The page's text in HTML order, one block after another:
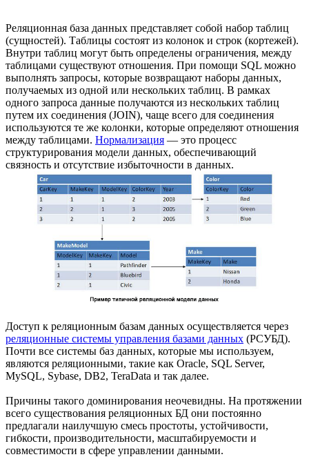
Реляционная база данных представляет собой набор таблиц
(сущностей). Таблицы состоят из колонок и строк (кортежей).
Внутри таблиц могут быть определены ограничения, между
таблицами существуют отношения. При помощи SQL можно
выполнять запросы, которые возвращают наборы данных,
получаемых из одной или нескольких таблиц. В рамках
одного запроса данные получаются из нескольких таблиц
путем их соединения (JOIN), чаще всего для соединения
используются те же колонки, которые определяют отношения
между таблицами. Нормализация — это процесс
структурирования модели данных, обеспечивающий
связность и отсутствие избыточности в данных.
Доступ к реляционным базам данных осуществляется через
реляционные системы управления базами данных (РСУБД).
Почти все системы баз данных, которые мы используем,
являются реляционными, такие как Oracle, SQL Server,
MySQL, Sybase, DB2, TeraData и так далее.
Причины такого доминирования неочевидны. На протяжении
всего существования реляционных БД они постоянно
предлагали наилучшую смесь простоты, устойчивости,
гибкости, производительности, масштабируемости и
совместимости в сфере управлении данными.